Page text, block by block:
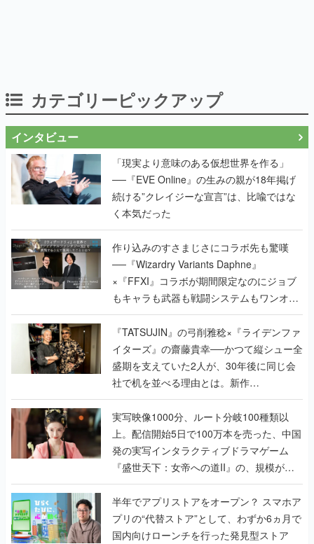
カテゴリーピックアップ
インタビュー
「現実より意味のある仮想世界を作る」
──『EVE Online』の生みの親が18年掲げ
続ける”クレイジーな宣言”は、比喩ではな
く本気だった
作り込みのすさまじさにコラボ先も驚嘆
──『Wizardry Variants Daphne』
×『FFXI』コラボが期間限定なのにジョブ
もキャラも武器も戦闘システムもワンオフ
で作り込まれた理由を両ディレクターに聞
く
『TATSUJIN』の弓削雅稔×『ライデンファ
イターズ』の齋藤貴幸──かつて縦シュー全
盛期を支えていた2人が、30年後に同じ会
社で机を並べる理由とは。新作
『TATSUJIN EXTREME』で初タッグを組
んだレジェンド2人に訊く開発秘話
実写映像1000分、ルート分岐100種類以
上。配信開始5日で100万本を売った、中国
発の実写インタラクティブドラマゲーム
『盛世天下：女帝への道II』の、規模が違
うこだわりをプロデューサーに聞いた
半年でアプリストアをオープン？ スマホア
プリの“代替ストア”として、わずか6ヵ月で
国内向けローンチを行った発見型ストア